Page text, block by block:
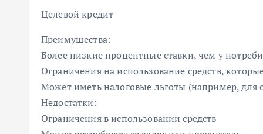
Целевой кредит
Преимущества:
Более низкие процентные ставки, чем у
Ограничения на использование средств,
Может иметь налоговые льготы (например, для
Недостатки:
Ограничения в использовании средств